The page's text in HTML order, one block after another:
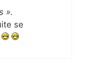
».
se